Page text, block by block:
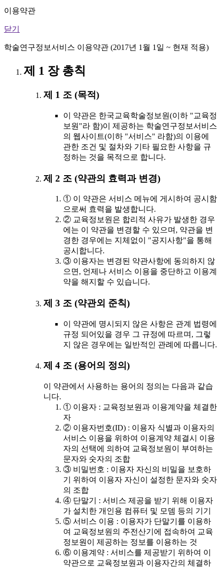
이용약관
닫기
학술연구정보서비스 이용약관 (2017년 1월 1일 ~ 현재 적용)
제 1 장 총칙
제 1 조 (목적)
이 약관은 한국교육학술정보원(이하 "교육정
보원"라 함)이 제공하는 학술연구정보서비스
의 웹사이트(이하 "서비스" 라함)의 이용에
관한 조건 및 절차와 기타 필요한 사항을 규
정하는 것을 목적으로 합니다.
제 2 조 (약관의 효력과 변경)
① 이 약관은 서비스 메뉴에 게시하여 공시함
으로써 효력을 발생합니다.
② 교육정보원은 합리적 사유가 발생한 경우
에는 이 약관을 변경할 수 있으며, 약관을 변
경한 경우에는 지체없이 "공지사항"을 통해
공시합니다.
③ 이용자는 변경된 약관사항에 동의하지 않
으면, 언제나 서비스 이용을 중단하고 이용계
약을 해지할 수 있습니다.
제 3 조 (약관외 준칙)
이 약관에 명시되지 않은 사항은 관계 법령에
규정 되어있을 경우 그 규정에 따르며, 그렇
지 않은 경우에는 일반적인 관례에 따릅니다.
제 4 조 (용어의 정의)
이 약관에서 사용하는 용어의 정의는 다음과 같습
니다.
① 이용자 : 교육정보원과 이용계약을 체결한
자
② 이용자번호(ID) : 이용자 식별과 이용자의
서비스 이용을 위하여 이용계약 체결시 이용
자의 선택에 의하여 교육정보원이 부여하는
문자와 숫자의 조합
③ 비밀번호 : 이용자 자신의 비밀을 보호하
기 위하여 이용자 자신이 설정한 문자와 숫자
의 조합
④ 단말기 : 서비스 제공을 받기 위해 이용자
가 설치한 개인용 컴퓨터 및 모뎀 등의 기기
⑤ 서비스 이용 : 이용자가 단말기를 이용하
여 교육정보원의 주전산기에 접속하여 교육
정보원이 제공하는 정보를 이용하는 것
⑥ 이용계약 : 서비스를 제공받기 위하여 이
약관으로 교육정보원과 이용자간의 체결하